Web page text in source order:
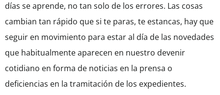
días se aprende, no tan solo de los errores. Las cosas
cambian tan rápido que si te paras, te estancas, hay que
seguir en movimiento para estar al día de las novedades
que habitualmente aparecen en nuestro devenir
cotidiano en forma de noticias en la prensa o
deficiencias en la tramitación de los expedientes.